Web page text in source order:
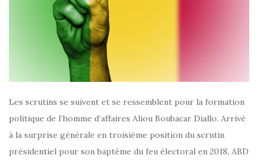
Les scrutins se suivent et se ressemblent pour la formation
politique de l’homme d’affaires Aliou Boubacar Diallo. Arrivé
à la surprise générale en troisième position du scrutin
présidentiel pour son baptême du feu électoral en 2018, ABD